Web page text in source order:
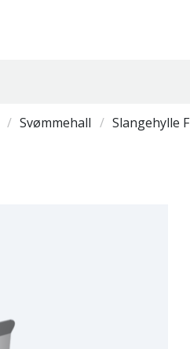
Svømmehall Slangehylle